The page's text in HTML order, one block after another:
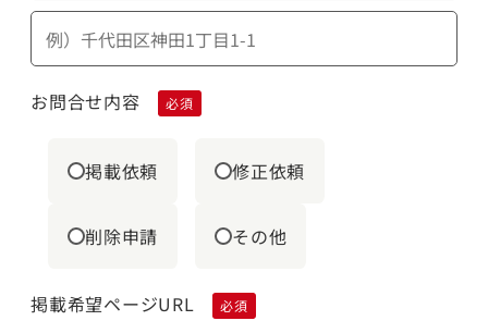
お問合せ内容 必須
掲載依頼 修正依頼
削除申請 その他
掲載希望ページURL 必須